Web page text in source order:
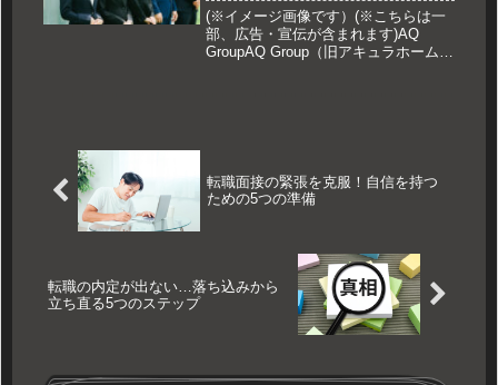
(※イメージ画像です）(※こちらは一
部、広告・宣伝が含まれます)AQ
GroupAQ Group（旧アキュラホーム）
転職面接の緊張を克服！自信を持つ
ための5つの準備
転職の内定が出ない…落ち込みから
立ち直る5つのステップ